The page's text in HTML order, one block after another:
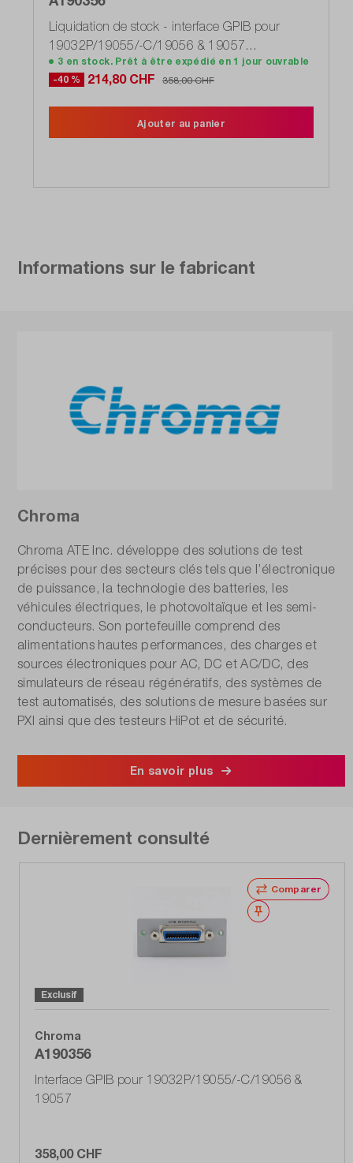
Liquidation de stock - interface GPIB pour
19032P/19055/-C/19056 & 19057
(DT1175_1607_L)
3 en stock. Prêt à être expédié en 1 jour ouvrable
-40 %
214,80 CHF 358,00 CHF
Ajouter au panier
Informations sur le fabricant
Chroma
Chroma ATE Inc. développe des solutions de test
précises pour des secteurs clés tels que l’électronique
de puissance, la technologie des batteries, les
véhicules électriques, le photovoltaïque et les semi-
conducteurs. Son portefeuille comprend des
alimentations hautes performances, des charges et
sources électroniques pour AC, DC et AC/DC, des
simulateurs de réseau régénératifs, des systèmes de
test automatisés, des solutions de mesure basées sur
PXI ainsi que des testeurs HiPot et de sécurité.
En savoir plus
Dernièrement consulté
Comparer
Noter
Exclusif
Chroma
A190356
Interface GPIB pour 19032P/19055/-C/19056 &
19057
358,00 CHF